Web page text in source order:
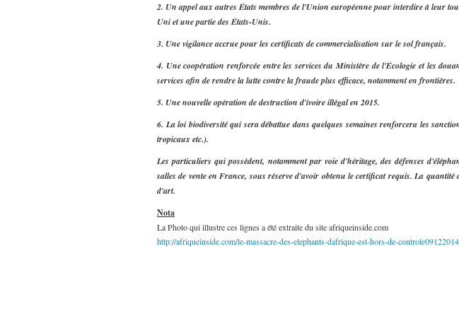
2. Un appel aux autres États membres de l'Union européenne pour interdire à leur
Uni et une partie des États-Unis.
3. Une vigilance accrue pour les certificats de commercialisation sur le sol français.
4. Une coopération renforcée entre les services du Ministère de l'Écologie et les
services afin de rendre la lutte contre la fraude plus efficace, notamment en frontières.
5. Une nouvelle opération de destruction d'ivoire illégal en 2015.
6. La loi biodiversité qui sera débattue dans quelques semaines renforcera les
tropicaux etc.).
Les particuliers qui possèdent, notamment par voie d'héritage, des défenses
salles de vente en France, sous réserve d'avoir obtenu le certificat requis. La
d'art.
Nota
La Photo qui illustre ces lignes a été extraite du site afriqueinside.com
http://afriqueinside.com/le-massacre-des-elephants-dafrique-est-hors-de-